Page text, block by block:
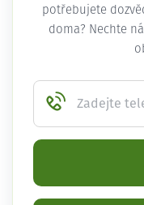
potřebujete
doma? Nechte
Zadejte